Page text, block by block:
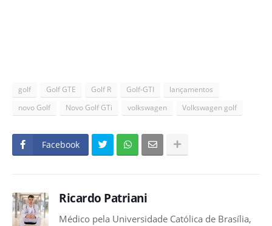
golf Golf GTE Golf R Golf-GTI
lançamentos
novo Golf
Novo Golf GTi volkswagen Volkswagen golf
Facebook
Ricardo Patriani
Médico pela Universidade Católica de Brasília,